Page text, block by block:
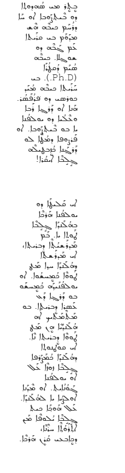
ܒܷܬ݂ܷܪ ܡܝ ܣܳܗܕܘܬ݂ܐ
ܕܘ ܒܶܝܬ݂ܨܰܘܒܐ ܐܘ ܚܰܐ
ܕܪܳܚܰܡ ܟܝܒܶܗ ܗܶܫ
ܡܕܰܘܰܡ ܒܝ ܩܪܰܝܬܐ
ܥܰܡ ܓܰܒܶܗ ܕܘ
ܫܘܓ݂ܠܐ. ܟܝܒܶܗ
ܣܳܝܰܡ ܕܳܩܛܳܪܰܐ
(Ph.D.). ܒܝ
ܚܰܪܰܝܬܐ ܟܝܒܶܗ ܡܳܝܰܕ
ܟܘܪܣܝ ܕܘ ܦ݁ܪܳܦܰܣܳܪ.
ܗܰܢܐ ܐܘ ܕܰܪܓ݂ܐ ܪܰܒܐ
ܘܥܶܠܳܝܐ ܕܘ ܝܘܠܦܳܢܐ
ܝܐ ܒܘ ܒܶܝܬ݂ܨܰܘܒܐ. ܐܘ
ܦܰܪܨܘܦܐ ܕܡܳܛܶܐ ܠܘ
ܕܰܪܓ݂ܰܢܐ ܟܳܙܷܒܛܝܠܶܗ
ܓ݂ܱܠܱܒܶܐ ܐܝܩܳܪܐ!
ܐܝ ܩܰܠܝܛܰܐ ܕܘ
ܝܘܠܦܳܢܐ ܗܰܪܟܶܐ
ܒܗܳܠܰܢܕܰܐ ܓ݂ܱܠܱܒܶܐ
ܛܰܘܬܐ ܝܐ. ܒܰܡ
ܡܰܕܪܰܫܝܳܬ݂ܶܐ ܕܷܒܪܝܬ݂ܐ،
ܐܝ ܡܰܕܪܰܫܬ݂ܐ
ܕܗܳܠܰܢܕܰܐ ܚܕ݂ܐ ܡܰܛ
ܛܰܘܘܶܐ ܟܳܡܷܚܫܳܘܐ. ܐܘ
ܝܘܠܦܳܢܰܝܕ݂ܰܗ ܟܳܡܷܚܫܰܘ
ܒܘ ܕܰܪܓ݂ܐ ܕܰܥ
ܥܰܣܪܐ ܕܷܒܪܝܬ݂ܐ. ܒܘ
ܡܰܬܶܡܰܬܝܟ ܐܰܗ
ܗܳܠܰܢܕܳܝܶܐ ܗܷܢ ܡܰܛ
ܛܰܘܘܶܐ ܕܷܒܪܝܬ݂ܐ ܢܶܐ.
ܐܝ ܩܘܛܢܘܬ݂ܐ
ܕܗܳܠܰܢܕܰܐ ܟܳܡܰܨܰܪܦܐ
ܓ݂ܱܠܱܒܶܐ ܙܘܙܶܐ ܥܰܠ
ܐܘ ܝܘܠܦܳܢܐ
ܓܰܘܳܢܳܐܝܬ݂. ܐܘ ܡܶܕܰܢܐ
ܐܘܠܨܳܝܐ ܝܐ ܠܗܳܠܰܢܕܰܐ.
ܥܰܠ ܗܰܘܟ݂ܰܐ ܟܝܬ
ܓ݂ܱܠܱܒܶܐ ܝܳܠܘܦܶܐ ܡܰܢ
ܐܰܬ݂ܪܰܘܳܬ݂ܶܐ ܚܪܶܢܶܐ،
ܕܟܷܐܒܥܝ ܩܳܪܷܢ ܗܰܪܟܶܐ.